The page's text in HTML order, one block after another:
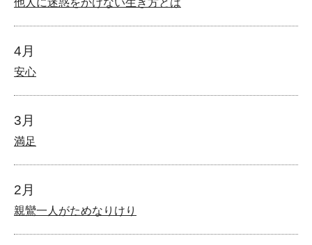
他人に迷惑をかけない生き方とは
4月
安心
3月
満足
2月
親鸞一人がためなりけり